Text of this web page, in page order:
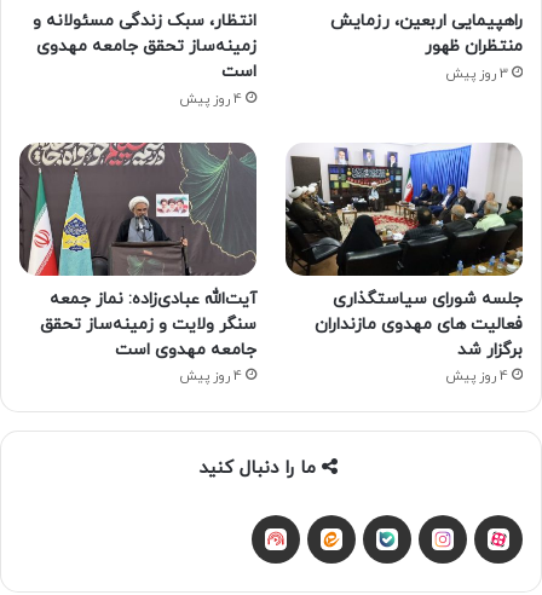
راهپیمایی اربعین، رزمایش
منتظران ظهور
3 روز پیش
انتظار، سبک زندگی مسئولانه و
زمینه‌ساز تحقق جامعه مهدوی
است
4 روز پیش
جلسه شورای سیاستگذاری
فعالیت های مهدوی مازنداران
برگزار شد
4 روز پیش
آیت‌الله عبادی‌زاده: نماز جمعه
سنگر ولایت و زمینه‌ساز تحقق
جامعه مهدوی است
4 روز پیش
ما را دنبال کنید
آپاراتاینستاگرام
بله ایتا شنوتو